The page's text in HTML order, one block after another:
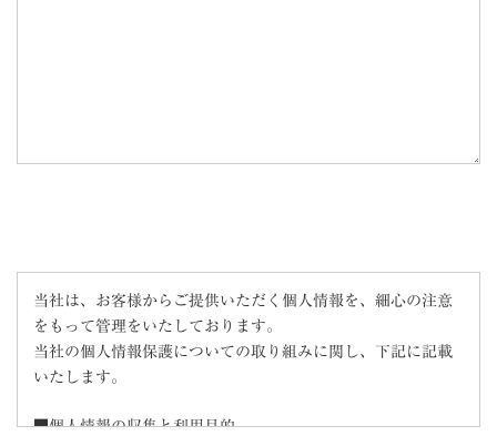
当社は、お客様からご提供いただく個人情報を、細心の注意
をもって管理をいたしております。
当社の個人情報保護についての取り組みに関し、下記に記載
いたします。
■個人情報の収集と利用目的